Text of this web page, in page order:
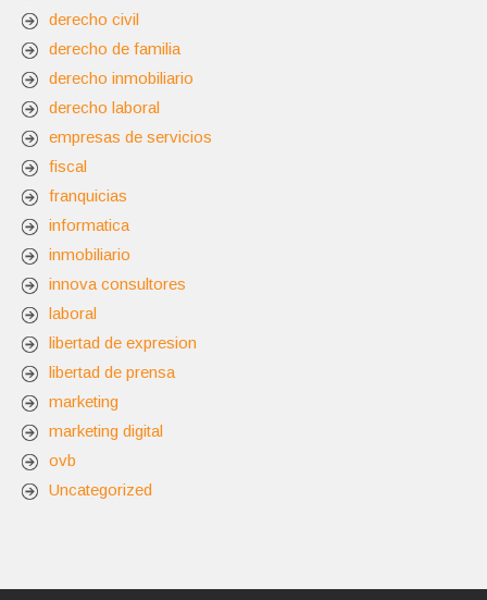
derecho civil
derecho de familia
derecho inmobiliario
derecho laboral
empresas de servicios
fiscal
franquicias
informatica
inmobiliario
innova consultores
laboral
libertad de expresion
libertad de prensa
marketing
marketing digital
ovb
Uncategorized